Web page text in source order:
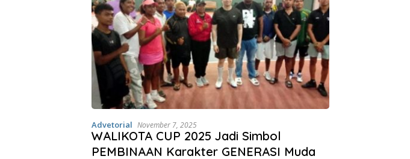
Advetorial November 7, 2025
WALIKOTA CUP 2025 Jadi Simbol
PEMBINAAN Karakter GENERASI Muda